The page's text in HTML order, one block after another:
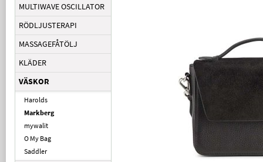
MULTIWAVE OSCILLATOR
RÖDLJUSTERAPI
MASSAGEFÅTÖLJ
KLÄDER
VÄSKOR
Harolds
Markberg
mywalit
O My Bag
Saddler